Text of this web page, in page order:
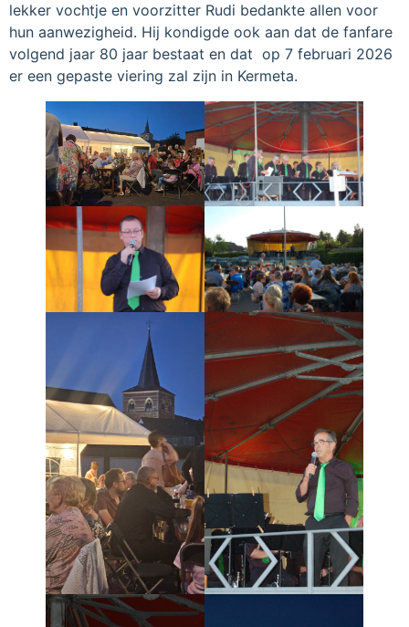
lekker vochtje en voorzitter Rudi bedankte allen voor
hun aanwezigheid. Hij kondigde ook aan dat de fanfare
volgend jaar 80 jaar bestaat en dat op 7 februari 2026
er een gepaste viering zal zijn in Kermeta.